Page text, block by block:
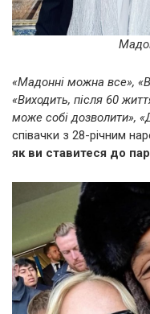
«Мадонні можна все»,
«Виходить, після 60
може собі дозволити»,
співачки з 28-річним
як ви ставитеся до